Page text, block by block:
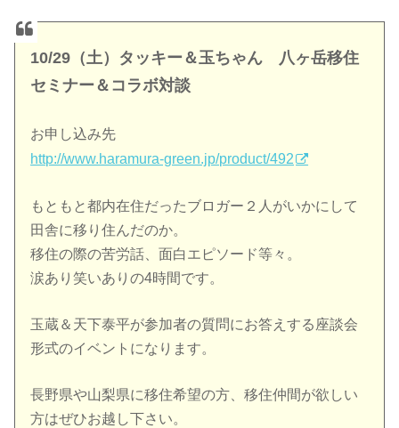
10/29（土）タッキー＆玉ちゃん 八ヶ岳移住
セミナー＆コラボ対談
お申し込み先
http://www.haramura-green.jp/product/492
もともと都内在住だったブロガー２人がいかにして
田舎に移り住んだのか。
移住の際の苦労話、面白エピソード等々。
涙あり笑いありの4時間です。
玉蔵＆天下泰平が参加者の質問にお答えする座談会
形式のイベントになります。
長野県や山梨県に移住希望の方、移住仲間が欲しい
方はぜひお越し下さい。